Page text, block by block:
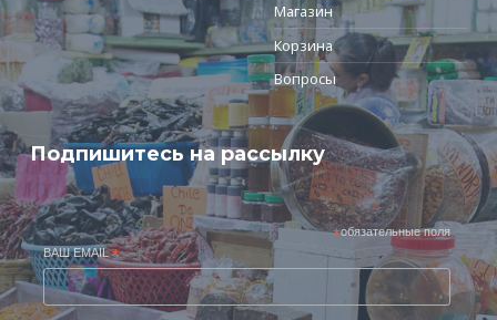
Магазин
Корзина
Вопросы
Подпишитесь на рассылку
*обязательные поля
ВАШ EMAIL*